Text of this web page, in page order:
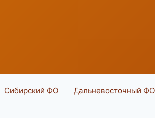
Сибирский ФО Дальневосточный ФО